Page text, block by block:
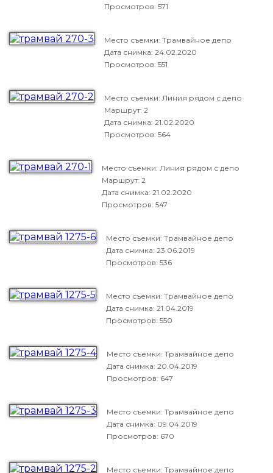
Просмотров: 571
Место съемки: Трамвайное депо
Дата снимка: 24.02.2020
Просмотров: 551
Место съемки: Линия рядом с депо
Маршрут: 2
Дата снимка: 21.02.2020
Просмотров: 564
Место съемки: Линия рядом с депо
Маршрут: 2
Дата снимка: 21.02.2020
Просмотров: 547
Место съемки: Трамвайное депо
Дата снимка: 23.06.2019
Просмотров: 536
Место съемки: Трамвайное депо
Дата снимка: 21.04.2019
Просмотров: 550
Место съемки: Трамвайное депо
Дата снимка: 20.04.2019
Просмотров: 647
Место съемки: Трамвайное депо
Дата снимка: 09.04.2019
Просмотров: 670
Место съемки: Трамвайное депо